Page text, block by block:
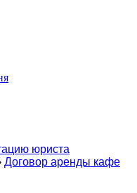
Договор аренды кафе